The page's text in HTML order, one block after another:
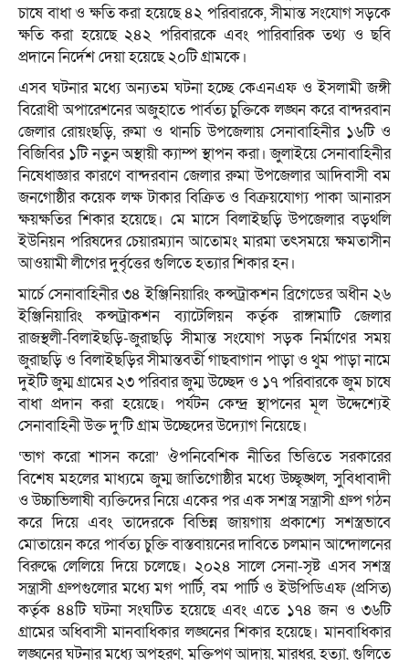
চাষে বাধা ও ক্ষতি করা হয়েছে ৪২ পরিবারকে, সীমান্ত সংযোগ সড়কে
ক্ষতি করা হয়েছে ২৪২ পরিবারকে এবং পারিবারিক তথ্য ও ছবি
প্রদানে নির্দেশ দেয়া হয়েছে ২০টি গ্রামকে।
এসব ঘটনার মধ্যে অন্যতম ঘটনা হচ্ছে কেএনএফ ও ইসলামী জঙ্গী
বিরোধী অপারেশনের অজুহাতে পার্বত্য চুক্তিকে লঙ্ঘন করে বান্দরবান
জেলার রোয়ংছড়ি, রুমা ও থানচি উপজেলায় সেনাবাহিনীর ১৬টি ও
বিজিবির ১টি নতুন অস্থায়ী ক্যাম্প স্থাপন করা। জুলাইয়ে সেনাবাহিনীর
নিষেধাজ্ঞার কারণে বান্দরবান জেলার রুমা উপজেলার আদিবাসী বম
জনগোষ্ঠীর কয়েক লক্ষ টাকার বিক্রিত ও বিক্রয়যোগ্য পাকা আনারস
ক্ষয়ক্ষতির শিকার হয়েছে। মে মাসে বিলাইছড়ি উপজেলার বড়থলি
ইউনিয়ন পরিষদের চেয়ারম্যান আতোমং মারমা তৎসময়ে ক্ষমতাসীন
আওয়ামী লীগের দুর্বৃত্তের গুলিতে হত্যার শিকার হন।
মার্চে সেনাবাহিনীর ৩৪ ইঞ্জিনিয়ারিং কন্সট্রাকশন ব্রিগেডের অধীন ২৬
ইঞ্জিনিয়ারিং কন্সট্রাকশন ব্যাটেলিয়ন কর্তৃক রাঙ্গামাটি জেলার
রাজস্থলী-বিলাইছড়ি-জুরাছড়ি সীমান্ত সংযোগ সড়ক নির্মাণের সময়
জুরাছড়ি ও বিলাইছড়ির সীমান্তবর্তী গাছবাগান পাড়া ও থুম পাড়া নামে
দুইটি জুম্ম গ্রামের ২৩ পরিবার জুম্ম উচ্ছেদ ও ১৭ পরিবারকে জুম চাষে
বাধা প্রদান করা হয়েছে। পর্যটন কেন্দ্র স্থাপনের মূল উদ্দেশ্যেই
সেনাবাহিনী উক্ত দু’টি গ্রাম উচ্ছেদের উদ্যোগ নিয়েছে।
‘ভাগ করো শাসন করো’ ঔপনিবেশিক নীতির ভিত্তিতে সরকারের
বিশেষ মহলের মাধ্যমে জুম্ম জাতিগোষ্ঠীর মধ্যে উচ্ছৃঙ্খল, সুবিধাবাদী
ও উচ্চাভিলাষী ব্যক্তিদের নিয়ে একের পর এক সশস্ত্র সন্ত্রাসী গ্রুপ গঠন
করে দিয়ে এবং তাদেরকে বিভিন্ন জায়গায় প্রকাশ্যে সশস্ত্রভাবে
মোতায়েন করে পার্বত্য চুক্তি বাস্তবায়নের দাবিতে চলমান আন্দোলনের
বিরুদ্ধে লেলিয়ে দিয়ে চলেছে। ২০২৪ সালে সেনা-সৃষ্ট এসব সশস্ত্র
সন্ত্রাসী গ্রুপগুলোর মধ্যে মগ পার্টি, বম পার্টি ও ইউপিডিএফ (প্রসিত)
কর্তৃক ৪৪টি ঘটনা সংঘটিত হয়েছে এবং এতে ১৭৪ জন ও ৩৬টি
গ্রামের অধিবাসী মানবাধিকার লঙ্ঘনের শিকার হয়েছে। মানবাধিকার
লঙ্ঘনের ঘটনার মধ্যে অপহরণ, মুক্তিপণ আদায়, মারধর, হত্যা, গুলিতে